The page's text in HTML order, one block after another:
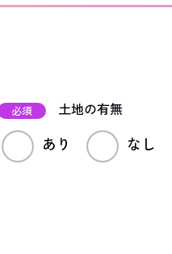
必須 土地の有無
あり なし